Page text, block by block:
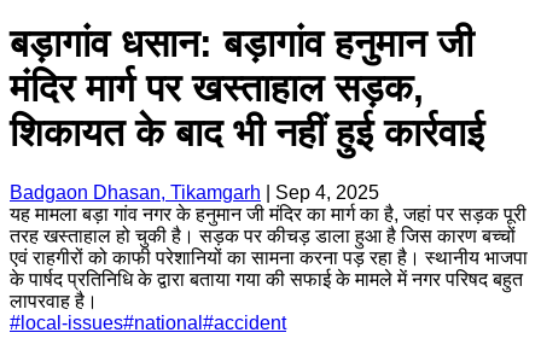
बड़ागांव धसान: बड़ागांव हनुमान जी
मंदिर मार्ग पर खस्ताहाल सड़क,
शिकायत के बाद भी नहीं हुई कार्रवाई
Badgaon Dhasan, Tikamgarh
Sep 4, 2025
यह मामला बड़ा गांव नगर के हनुमान जी मंदिर का मार्ग का है, जहां पर सड़क पूरी
तरह खस्ताहाल हो चुकी है। सड़क पर कीचड़ डाला हुआ है जिस कारण बच्चों
एवं राहगीरों को काफी परेशानियों का सामना करना पड़ रहा है। स्थानीय भाजपा
के पार्षद प्रतिनिधि के द्वारा बताया गया की सफाई के मामले में नगर परिषद बहुत
लापरवाह है।
# local-issues#national #accident